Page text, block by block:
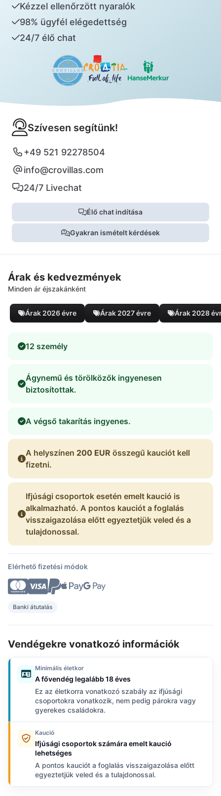
Kézzel ellenőrzött nyaralók
98% ügyfél elégedettség
24/7 élő chat
Szívesen segítünk!
+49 521 92278504
info@crovillas.com
24/7 Livechat
Élő chat indítása
Gyakran ismételt kérdések
Árak és kedvezmények
Minden ár éjszakánként
Árak 2026 évre Árak 2027 évre Árak 2028
12 személy
Ágynemű és törölközők ingyenesen
biztosítottak.
A végső takarítás ingyenes.
A helyszínen 200 EUR összegű kauciót kell
fizetni.
Ifjúsági csoportok esetén emelt kaució is
alkalmazható. A pontos kauciót a foglalás
visszaigazolása előtt egyeztetjük veled és a
tulajdonossal.
Elérhető fizetési módok
Banki átutalás
Vendégekre vonatkozó információk
Minimális életkor
A fővendég legalább 18 éves
Ez az életkorra vonatkozó szabály az ifjúsági
csoportokra vonatkozik, nem pedig párokra vagy
gyerekes családokra.
Kaució
Ifjúsági csoportok számára emelt kaució
lehetséges
A pontos kauciót a foglalás visszaigazolása előtt
egyeztetjük veled és a tulajdonossal.